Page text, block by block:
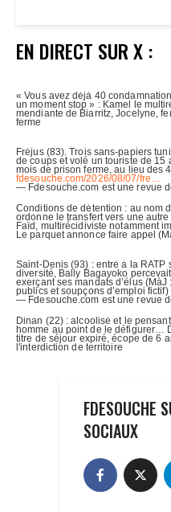
EN DIRECT SUR X :
FDESOUCHE
SOCIAUX